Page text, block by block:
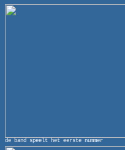
de band speelt het eerste nummer